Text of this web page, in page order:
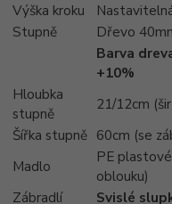
Výška kroku
Stupně
Dřevo
Barva
+10%
Hloubka
stupně
21/12cm
Šířka stupně 60cm (se
Madlo
PE
oblouku)
Zábradlí
Svislé